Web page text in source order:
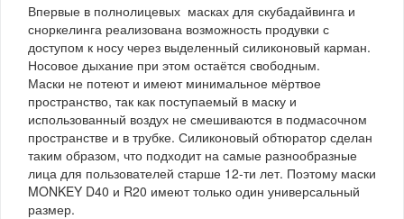
Впервые в полнолицевых масках для скубадайвинга и
сноркелинга реализована возможность продувки с
доступом к носу через выделенный силиконовый карман.
Носовое дыхание при этом остаётся свободным.
Маски не потеют и имеют минимальное мёртвое
пространство, так как поступаемый в маску и
использованный воздух не смешиваются в подмасочном
пространстве и в трубке. Силиконовый обтюратор сделан
таким образом, что подходит на самые разнообразные
лица для пользователей старше 12-ти лет. Поэтому маски
MONKEY D40 и R20 имеют только один универсальный
размер.